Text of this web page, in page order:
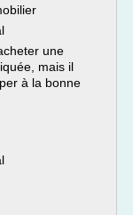
une
mais il
à la bonne